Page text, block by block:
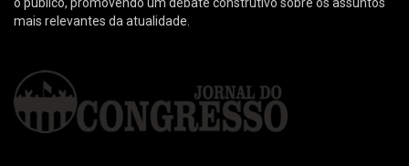
mais relevantes da atualidade.